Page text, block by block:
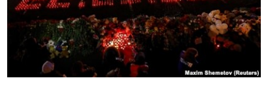
Русский
ЖАЗЫЛЫҢЫЗ